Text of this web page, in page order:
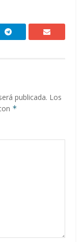
publicada. Los
*